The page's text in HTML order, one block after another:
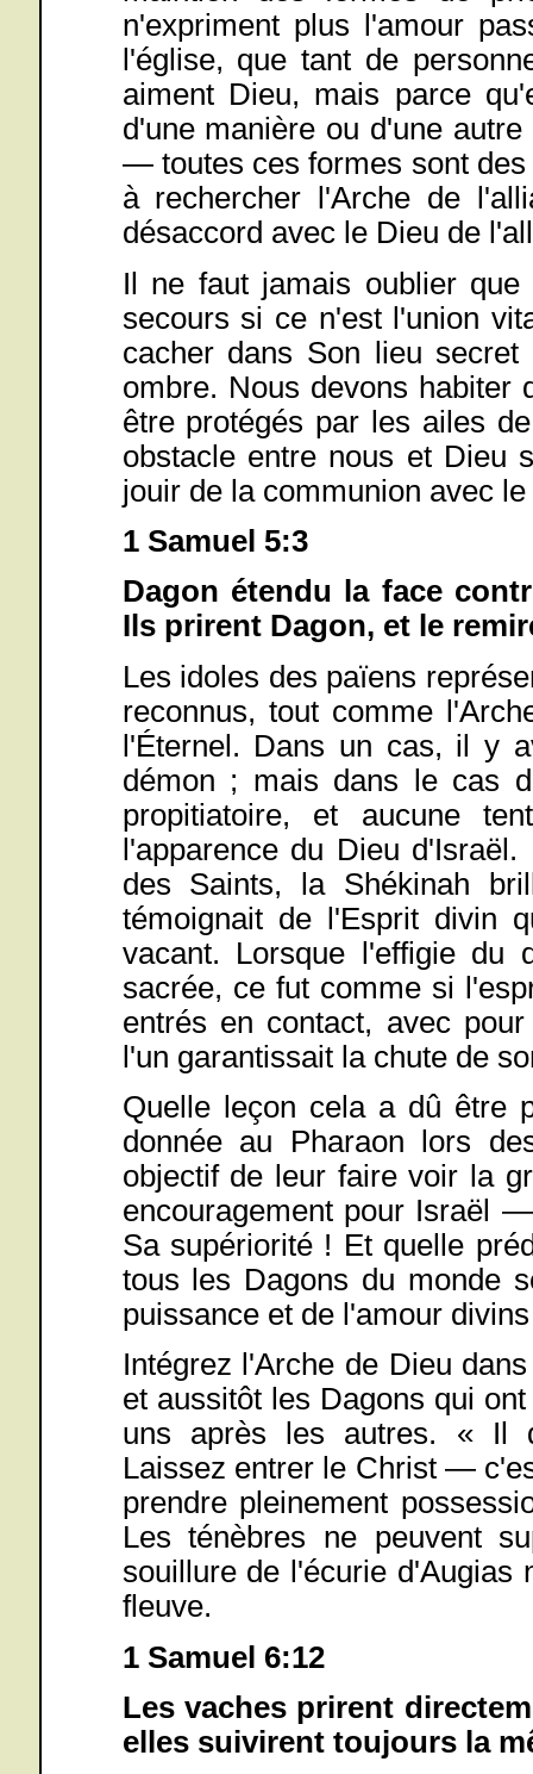
n'expriment plus l'amour
l'église, que tant de
aiment Dieu, mais parce
d'une manière ou d'une
— toutes ces formes sont
à rechercher l'Arche de
désaccord avec le Dieu de
Il ne faut jamais oublier
secours si ce n'est l'union
cacher dans Son lieu
ombre. Nous devons habiter
être protégés par les ailes
obstacle entre nous et Dieu
jouir de la communion avec
1 Samuel 5:3
Dagon étendu la face
Ils prirent Dagon, et le
Les idoles des païens
reconnus, tout comme
l'Éternel. Dans un cas, il y
démon ; mais dans le cas
propitiatoire, et aucune
l'apparence du Dieu
des Saints, la Shékinah
témoignait de l'Esprit divin
vacant. Lorsque l'effigie du
sacrée, ce fut comme si
entrés en contact, avec
l'un garantissait la chute de
Quelle leçon cela a dû être
donnée au Pharaon lors
objectif de leur faire voir la
encouragement pour Israël
Sa supériorité ! Et quelle
tous les Dagons du monde
puissance et de l'amour
Intégrez l'Arche de Dieu
et aussitôt les Dagons qui
uns après les autres. « Il
Laissez entrer le Christ —
prendre pleinement
Les ténèbres ne peuvent
souillure de l'écurie d'Augias
fleuve.
1 Samuel 6:12
Les vaches prirent
elles suivirent toujours la